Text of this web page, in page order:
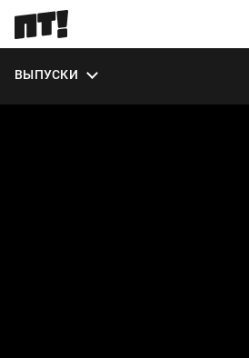
ВЫПУСКИ
О СЕЗОНЕ